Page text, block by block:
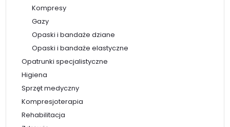
Kompresy
Gazy
Opaski i bandaże dziane
Opaski i bandaże elastyczne
Opatrunki specjalistyczne
Higiena
Sprzęt medyczny
Kompresjoterapia
Rehabilitacja